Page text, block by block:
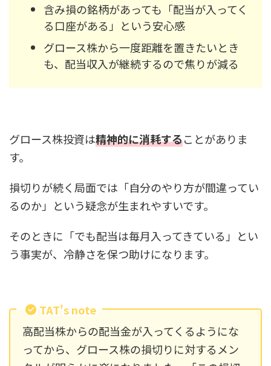
含み損の銘柄があっても「配当が入ってく
る口座がある」という安心感
グロース株から一度距離を置きたいとき
も、配当収入が継続するので焦りが減る
グロース株投資は精神的に消耗することがありま
す。
損切りが続く局面では「自分のやり方が間違ってい
るのか」という疑念が生まれやすいです。
そのときに「でも配当は毎月入ってきている」とい
う事実が、冷静さを保つ助けになります。
TAT's note
高配当株からの配当金が入ってくるようにな
ってから、グロース株の損切りに対するメン